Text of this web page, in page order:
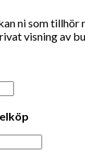
ni som tillhör
visning av